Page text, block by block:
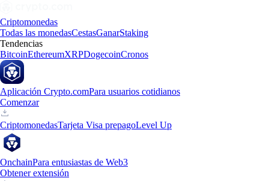
Criptomonedas
Todas las monedasCestasGanarStaking
Tendencias
BitcoinEthereumXRPDogecoinCronos
Aplicación Crypto.comPara usuarios cotidianos
Comenzar
CriptomonedasTarjeta Visa prepagoLevel Up
OnchainPara entusiastas de Web3
Obtener extensión